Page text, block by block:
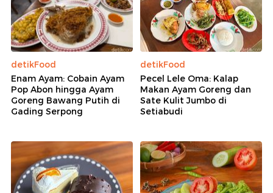
detikFood
Enam Ayam: Cobain Ayam
Pop Abon hingga Ayam
Goreng Bawang Putih di
Gading Serpong
detikFood
Pecel Lele Oma: Kalap
Makan Ayam Goreng dan
Sate Kulit Jumbo di
Setiabudi